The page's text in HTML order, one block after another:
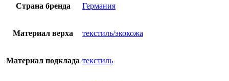
Страна бренда Германия
Материал верха текстиль/экокожа
Материал подклада текстиль